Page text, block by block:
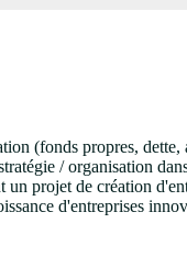
(fonds propres,
/ organisation
projet de création
d'entreprises